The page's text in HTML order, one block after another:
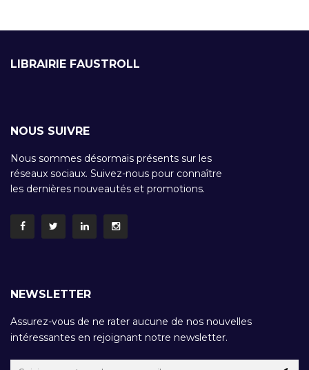
LIBRAIRIE FAUSTROLL
NOUS SUIVRE
Nous sommes désormais présents sur les
réseaux sociaux. Suivez-nous pour connaître
les dernières nouveautés et promotions.
NEWSLETTER
Assurez-vous de ne rater aucune de nos nouvelles
intéressantes en rejoignant notre newsletter.